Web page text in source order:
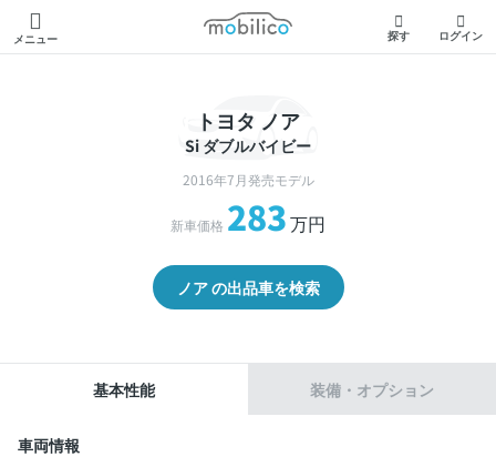
メニュー
モビリコ
探す ログイン
トヨタ ノア
Si ダブルバイビー
2016年7月発売モデル
新車価格 283万円
ノア の出品車を検索
基本性能 装備・オプション
車両情報